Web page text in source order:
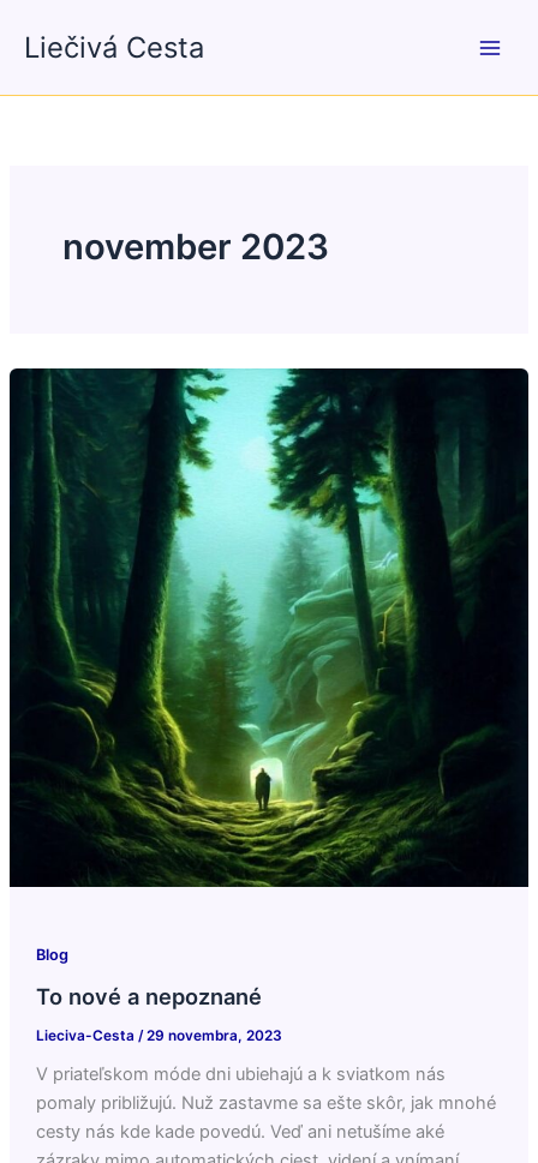
Liečivá Cesta
november 2023
Blog
To nové a nepoznané
Lieciva-Cesta /29 novembra, 2023
V priateľskom móde dni ubiehajú a k sviatkom nás
pomaly približujú. Nuž zastavme sa ešte skôr, jak mnohé
cesty nás kde kade povedú. Veď ani netušíme aké